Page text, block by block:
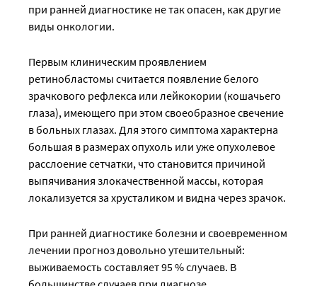
при ранней диагностике не так опасен, как другие
виды онкологии.
Первым клиническим проявлением
ретинобластомы считается появление белого
зрачкового рефлекса или лейкокории (кошачьего
глаза), имеющего при этом своеобразное свечение
в больных глазах. Для этого симптома характерна
большая в размерах опухоль или уже опухолевое
расслоение сетчатки, что становится причиной
выпячивания злокачественной массы, которая
локализуется за хрусталиком и видна через зрачок.
При ранней диагностике болезни и своевременном
лечении прогноз довольно утешительный:
выживаемость составляет 95 % случаев. В